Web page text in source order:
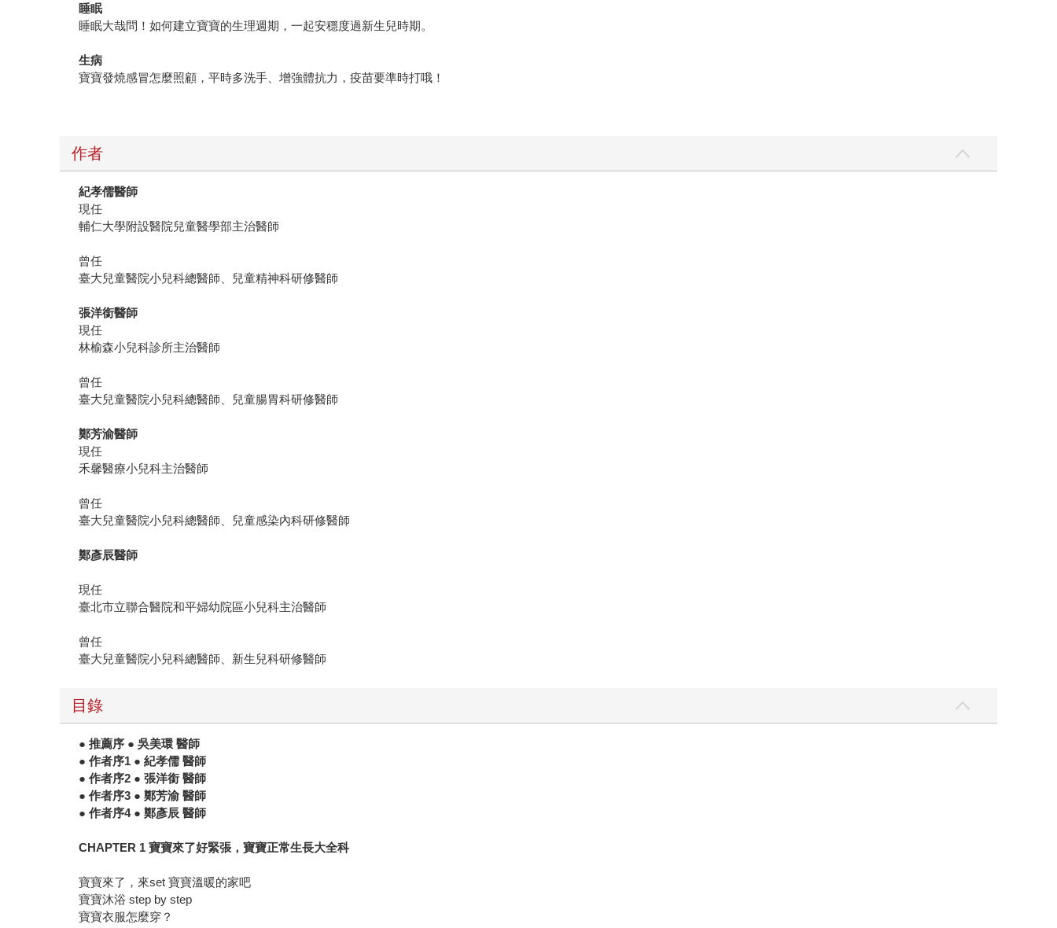
睡眠
睡眠大哉問！如何建立寶寶的生理週期，一起安穩度過新生兒時期。
生病
寶寶發燒感冒怎麼照顧，平時多洗手、增強體抗力，疫苗要準時打哦！
作者
紀孝儒醫師
現任
輔仁大學附設醫院兒童醫學部主治醫師
曾任
臺大兒童醫院小兒科總醫師、兒童精神科研修醫師
張洋銜醫師
現任
林榆森小兒科診所主治醫師
曾任
臺大兒童醫院小兒科總醫師、兒童腸胃科研修醫師
鄭芳渝醫師
現任
禾馨醫療小兒科主治醫師
曾任
臺大兒童醫院小兒科總醫師、兒童感染內科研修醫師
鄭彥辰醫師
現任
臺北市立聯合醫院和平婦幼院區小兒科主治醫師
曾任
臺大兒童醫院小兒科總醫師、新生兒科研修醫師
目錄
● 推薦序 ● 吳美環 醫師
● 作者序1 ● 紀孝儒 醫師
● 作者序2 ● 張洋銜 醫師
● 作者序3 ● 鄭芳渝 醫師
● 作者序4 ● 鄭彥辰 醫師
CHAPTER 1 寶寶來了好緊張，寶寶正常生長大全科
寶寶來了，來set 寶寶溫暖的家吧
寶寶沐浴 step by step
寶寶衣服怎麼穿？